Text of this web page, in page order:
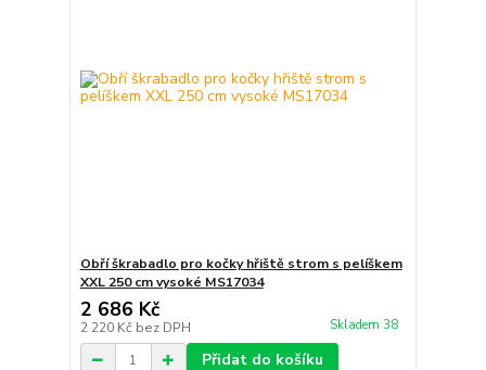
Obří škrabadlo pro kočky hřiště strom s pelíškem
XXL 250 cm vysoké MS17034
2 686 Kč
2 220 Kč bez DPH Skladem 38
Přidat do košíku